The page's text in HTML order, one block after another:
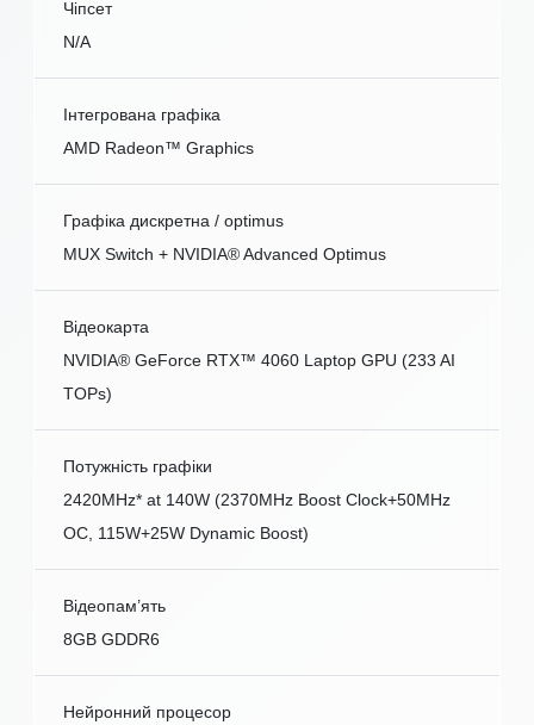
Чіпсет
N/A
Інтегрована графіка
AMD Radeon™ Graphics
Графіка дискретна / optimus
MUX Switch + NVIDIA® Advanced Optimus
Відеокарта
NVIDIA® GeForce RTX™ 4060 Laptop GPU (233 AI
TOPs)
Потужність графіки
2420MHz* at 140W (2370MHz Boost Clock+50MHz
OC, 115W+25W Dynamic Boost)
Відеопам’ять
8GB GDDR6
Нейронний процесор